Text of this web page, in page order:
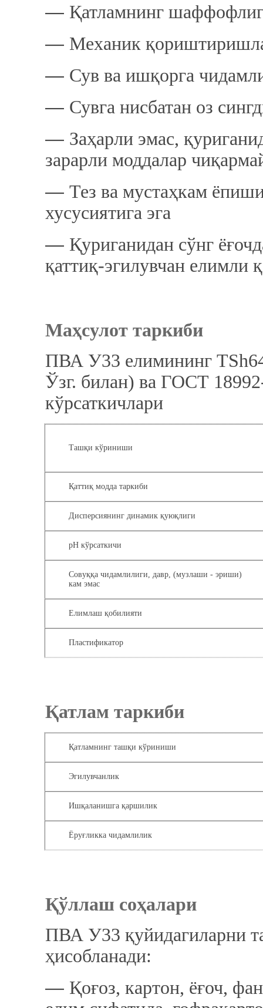
― Қатламнинг
― Механик
― Сув ва ишқорга
― Сувга нисбатан оз
― Заҳарли эмас,
зарарли моддалар
― Тез ва мустаҳкам
хусусиятига эга
― Қуриганидан сўнг
қаттиқ-эгилувчан елимли
Маҳсулот таркиби
ПВА У33 елимининг
Ўзг. билан) ва ГОСТ
кўрсаткичлари
Ташқи кўриниши
Қаттиқ модда таркиби
Дисперсиянинг динамик қуюқлиги
pH кўрсаткичи
Совуққа чидамлилиги, давр, (музлаши - эриши)
кам эмас
Елимлаш қобилияти
Пластификатор
Қатлам таркиби
Қатламнинг ташқи кўриниши
Эгилувчанлик
Ишқаланишга қаршилик
Ёруғликка чидамлилик
Қўллаш соҳалари
ПВА У33 қуйидагиларни
ҳисобланади:
― Қоғоз, картон, ёғоч,